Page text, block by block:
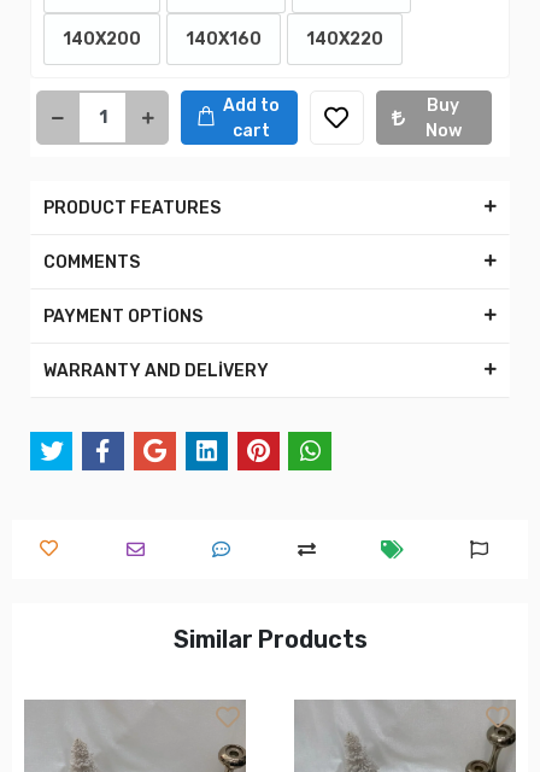
140X200 140X160 140X220
Add to
cart
Buy
Now
PRODUCT FEATURES
COMMENTS
PAYMENT OPTİONS
WARRANTY AND DELİVERY
Similar Products